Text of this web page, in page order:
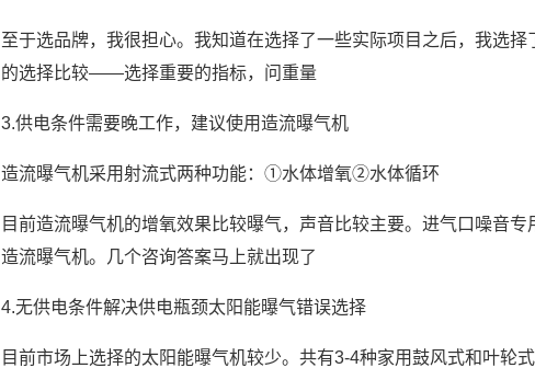
至于选品牌，我很担心。我知道在选择了一些实际项目之后，我选
的选择比较——选择重要的指标，问重量
3.供电条件需要晚工作，建议使用造流曝气机
造流曝气机采用射流式两种功能：①水体增氧②水体循环
目前造流曝气机的增氧效果比较曝气，声音比较主要。进气口噪音
造流曝气机。几个咨询答案马上就出现了
4.无供电条件解决供电瓶颈太阳能曝气错误选择
目前市场上选择的太阳能曝气机较少。共有3-4种家用鼓风式和叶轮